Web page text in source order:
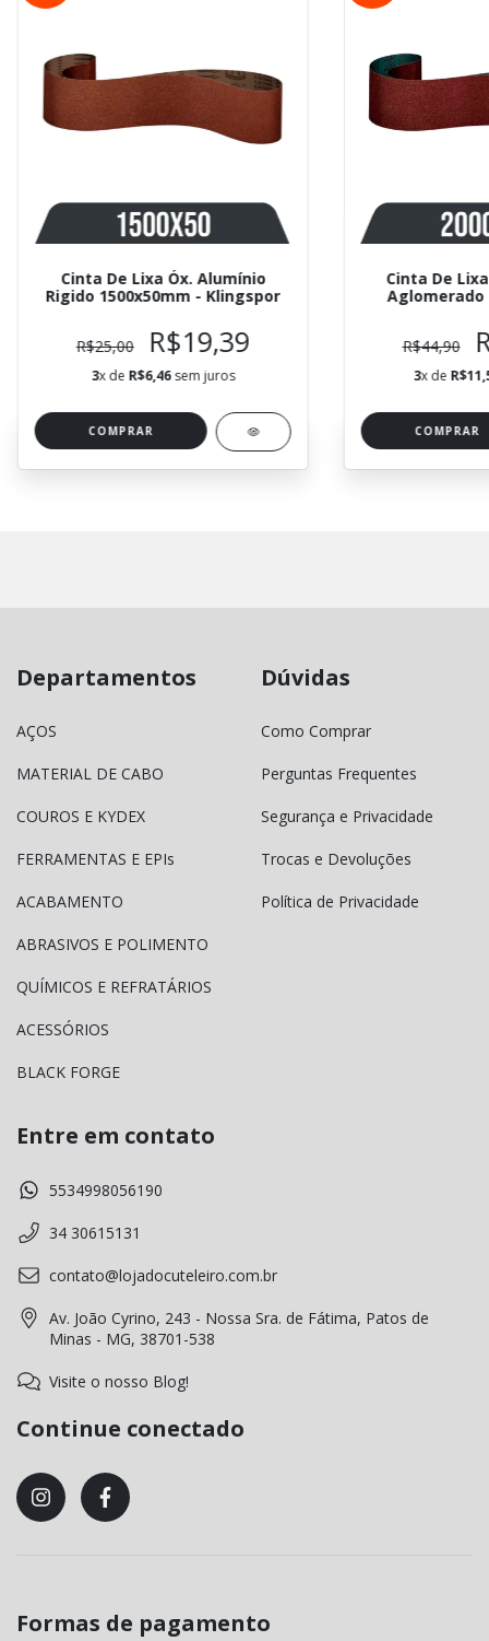
Cinta De Lixa Óx. Alumínio
Rigido 1500x50mm - Klingspor
R$25,00 R$19,39
3x de R$6,46sem juros
COMPRAR
Cinta De
Aglomerado
R$44,90
3x de
COMPRAR
Departamentos
AÇOS
MATERIAL DE CABO
COUROS E KYDEX
FERRAMENTAS E EPIs
ACABAMENTO
ABRASIVOS E POLIMENTO
QUÍMICOS E REFRATÁRIOS
ACESSÓRIOS
BLACK FORGE
Dúvidas
Como Comprar
Perguntas Frequentes
Segurança e Privacidade
Trocas e Devoluções
Política de Privacidade
Entre em contato
5534998056190
34 30615131
contato@lojadocuteleiro.com.br
Av. João Cyrino, 243 - Nossa Sra. de Fátima, Patos de
Minas - MG, 38701-538
Visite o nosso Blog!
Continue conectado
Formas de pagamento